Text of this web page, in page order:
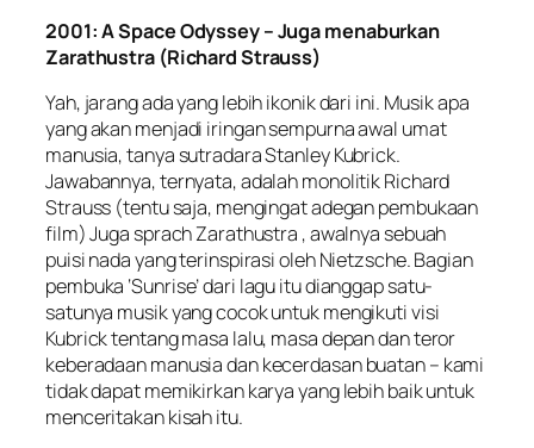
2001: A Space Odyssey – Juga menaburkan
Zarathustra (Richard Strauss)
Yah, jarang ada yang lebih ikonik dari ini. Musik apa
yang akan menjadi iringan sempurna awal umat
manusia, tanya sutradara Stanley Kubrick.
Jawabannya, ternyata, adalah monolitik Richard
Strauss (tentu saja, mengingat adegan pembukaan
film) Juga sprach Zarathustra , awalnya sebuah
puisi nada yang terinspirasi oleh Nietzsche. Bagian
pembuka ‘Sunrise’ dari lagu itu dianggap satu-
satunya musik yang cocok untuk mengikuti visi
Kubrick tentang masa lalu, masa depan dan teror
keberadaan manusia dan kecerdasan buatan – kami
tidak dapat memikirkan karya yang lebih baik untuk
menceritakan kisah itu.